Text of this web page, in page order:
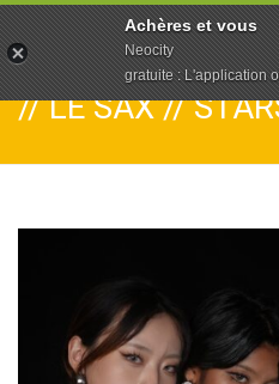
// LE SAX //
Achères et vous
Neocity
gratuite : L'application